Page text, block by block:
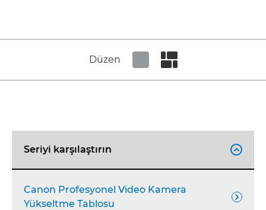
Düzen
Seriyi karşılaştırın 
Canon Profesyonel Video Kamera
Yükseltme Tablosu
